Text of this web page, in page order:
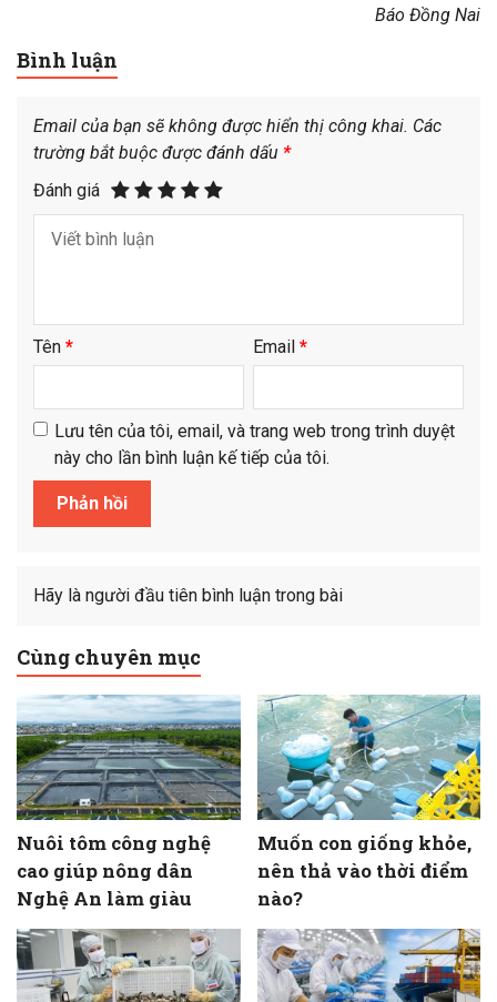
Báo Đồng Nai
Bình luận
Email của bạn sẽ không được hiển thị công khai. Các
trường bắt buộc được đánh dấu *
Đánh giá
Tên * Email *
Lưu tên của tôi, email, và trang web trong trình duyệt
này cho lần bình luận kế tiếp của tôi.
Hãy là người đầu tiên bình luận trong bài
Cùng chuyên mục
Nuôi tôm công nghệ
cao giúp nông dân
Nghệ An làm giàu
Muốn con giống khỏe,
nên thả vào thời điểm
nào?